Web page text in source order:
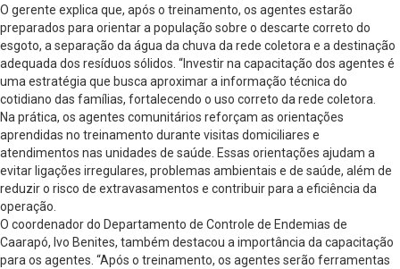
O gerente explica que, após o treinamento, os agentes estarão
preparados para orientar a população sobre o descarte correto do
esgoto, a separação da água da chuva da rede coletora e a destinação
adequada dos resíduos sólidos. “Investir na capacitação dos agentes é
uma estratégia que busca aproximar a informação técnica do
cotidiano das famílias, fortalecendo o uso correto da rede coletora.
Na prática, os agentes comunitários reforçam as orientações
aprendidas no treinamento durante visitas domiciliares e
atendimentos nas unidades de saúde. Essas orientações ajudam a
evitar ligações irregulares, problemas ambientais e de saúde, além de
reduzir o risco de extravasamentos e contribuir para a eficiência da
operação.
O coordenador do Departamento de Controle de Endemias de
Caarapó, Ivo Benites, também destacou a importância da capacitação
para os agentes. “Após o treinamento, os agentes serão ferramentas